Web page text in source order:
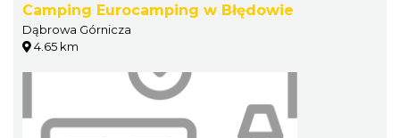
Camping Eurocamping w Błędowie
Dąbrowa Górnicza
4.65 km